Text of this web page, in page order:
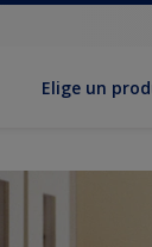
Elige un